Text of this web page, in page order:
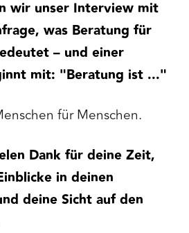
wir unser Interview mit
was Beratung für
– und einer
mit: "Beratung ist ..."
für Menschen.
Dank für deine Zeit,
in deinen
deine Sicht auf den